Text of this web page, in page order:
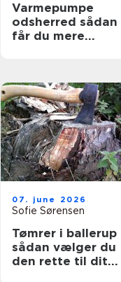
Varmepumpe
odsherred sådan
får du mere
07. june 2026
Sofie Sørensen
Tømrer i ballerup
sådan vælger du
den rette til dit